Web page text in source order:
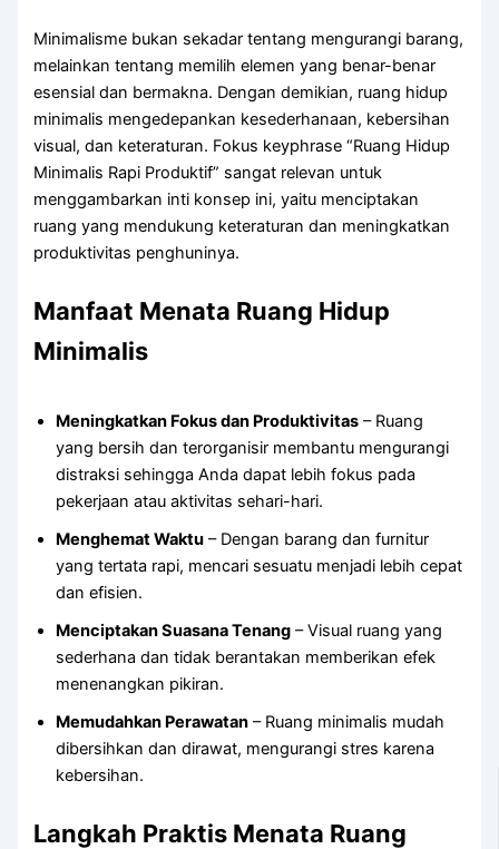
Minimalisme bukan sekadar tentang mengurangi barang,
melainkan tentang memilih elemen yang benar-benar
esensial dan bermakna. Dengan demikian, ruang hidup
minimalis mengedepankan kesederhanaan, kebersihan
visual, dan keteraturan. Fokus keyphrase “Ruang Hidup
Minimalis Rapi Produktif” sangat relevan untuk
menggambarkan inti konsep ini, yaitu menciptakan
ruang yang mendukung keteraturan dan meningkatkan
produktivitas penghuninya.
Manfaat Menata Ruang Hidup
Minimalis
Meningkatkan Fokus dan Produktivitas – Ruang
yang bersih dan terorganisir membantu mengurangi
distraksi sehingga Anda dapat lebih fokus pada
pekerjaan atau aktivitas sehari-hari.
Menghemat Waktu – Dengan barang dan furnitur
yang tertata rapi, mencari sesuatu menjadi lebih cepat
dan efisien.
Menciptakan Suasana Tenang – Visual ruang yang
sederhana dan tidak berantakan memberikan efek
menenangkan pikiran.
Memudahkan Perawatan – Ruang minimalis mudah
dibersihkan dan dirawat, mengurangi stres karena
kebersihan.
Langkah Praktis Menata Ruang